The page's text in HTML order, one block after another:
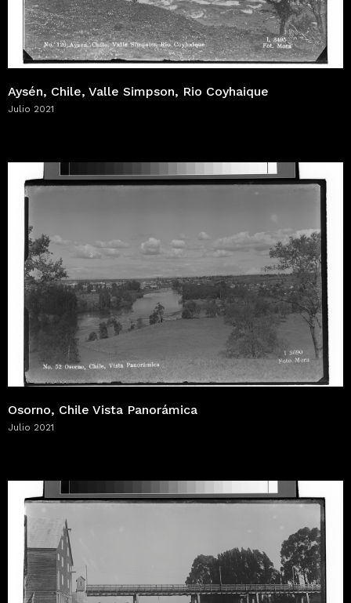
Aysén, Chile, Valle Simpson, Rio Coyhaique
Julio 2021
Osorno, Chile Vista Panorámica
Julio 2021